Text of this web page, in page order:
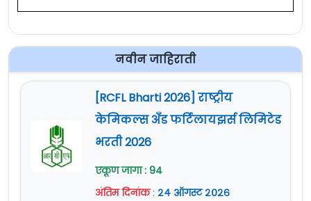
नवीन जाहिराती
[RCFL Bharti 2026] राष्ट्रीय
केमिकल्स अँड फर्टिलायझर्स लिमिटेड
भरती 2026
एकूण जागा : 94
अंतिम दिनांक: २४ ऑगस्ट २०२६